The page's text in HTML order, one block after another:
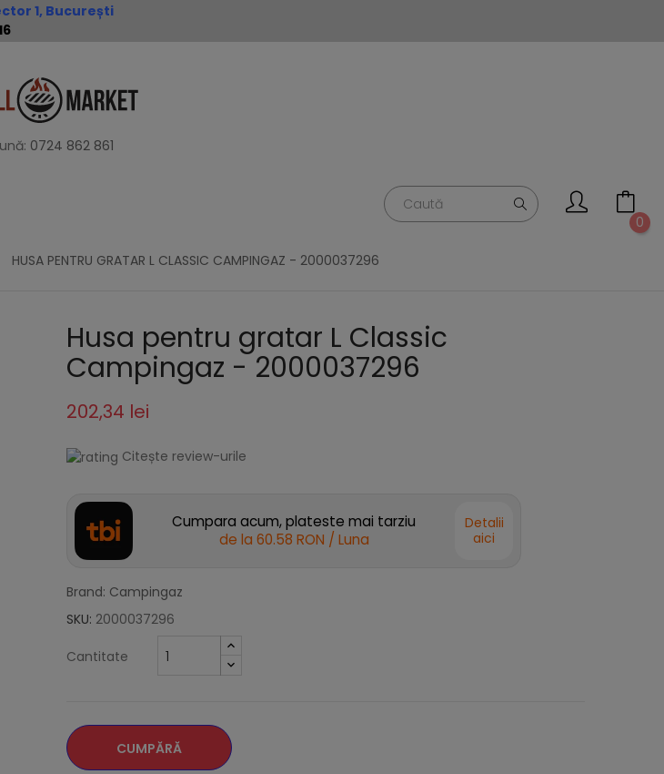
1, București
0724 862 861
0
HUSA PENTRU GRATAR L CLASSIC CAMPINGAZ - 2000037296
Husa pentru gratar L Classic
Campingaz - 2000037296
202,34 lei
Citește review-urile
Cumpara acum, plateste mai tarziu
de la 60.58 RON / Luna
Detalii
aici
Brand: Campingaz
SKU: 2000037296
Cantitate
CUMPĂRĂ